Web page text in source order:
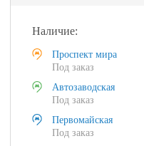
Наличие:
Проспект мира
Под заказ
Автозаводская
Под заказ
Первомайская
Под заказ